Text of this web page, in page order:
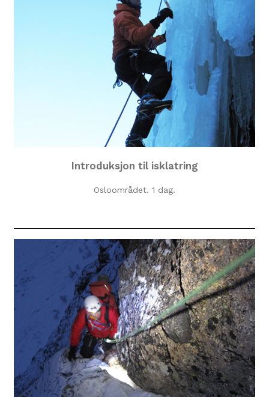
Introduksjon til isklatring
Osloområdet. 1 dag.